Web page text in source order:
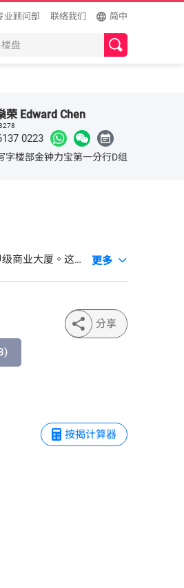
业顾问部 联络我们 简中
荣 Edward Chen
0223
字楼部金钟力宝第一分行D组
商业大厦。这
备不锈钢玻璃
使用灵活。设
然宁静。
荃万广场等多
影视娱乐等行业
更多
分享
按揭计算器